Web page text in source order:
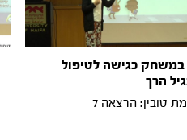
במשחק כגישה לטיפול
הרך
טובין: הרצאה 7